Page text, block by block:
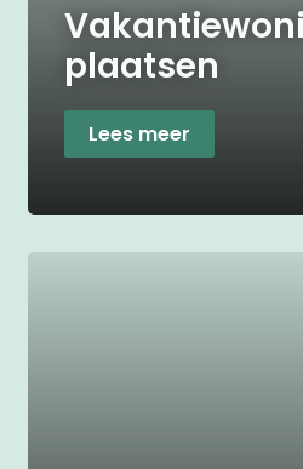
plaatsen
Lees meer